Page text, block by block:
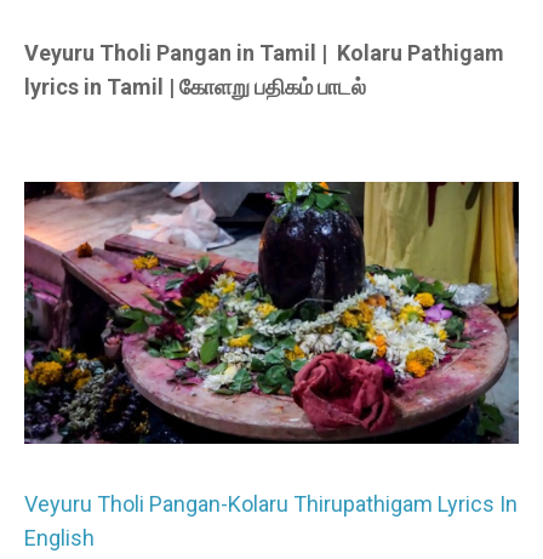
Veyuru Tholi Pangan in Tamil | Kolaru Pathigam
lyrics in Tamil | கோளறு பதிகம் பாடல்
Veyuru Tholi Pangan-Kolaru Thirupathigam Lyrics In
English